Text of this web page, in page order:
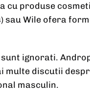
cu produse
sau Wile ofera
ignorati.
multe discutii
masculin.